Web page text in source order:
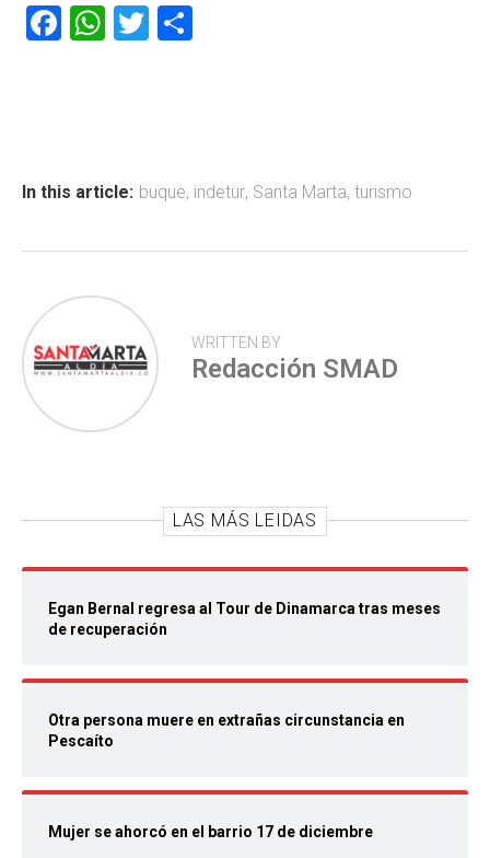
F
ok
W
p
T
tir
In this article: buque, indetur, Santa Marta, turismo
WRITTEN BY
Redacción SMAD
LAS MÁS LEIDAS
Egan Bernal regresa al Tour de Dinamarca tras meses
de recuperación
Otra persona muere en extrañas circunstancia en
Pescaíto
Mujer se ahorcó en el barrio 17 de diciembre